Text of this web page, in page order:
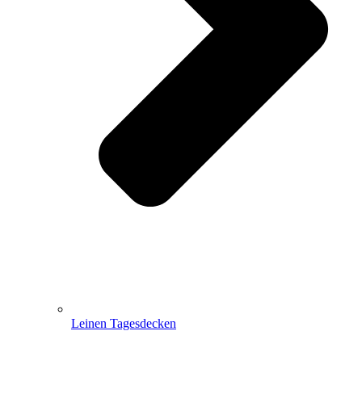
Leinen Tagesdecken